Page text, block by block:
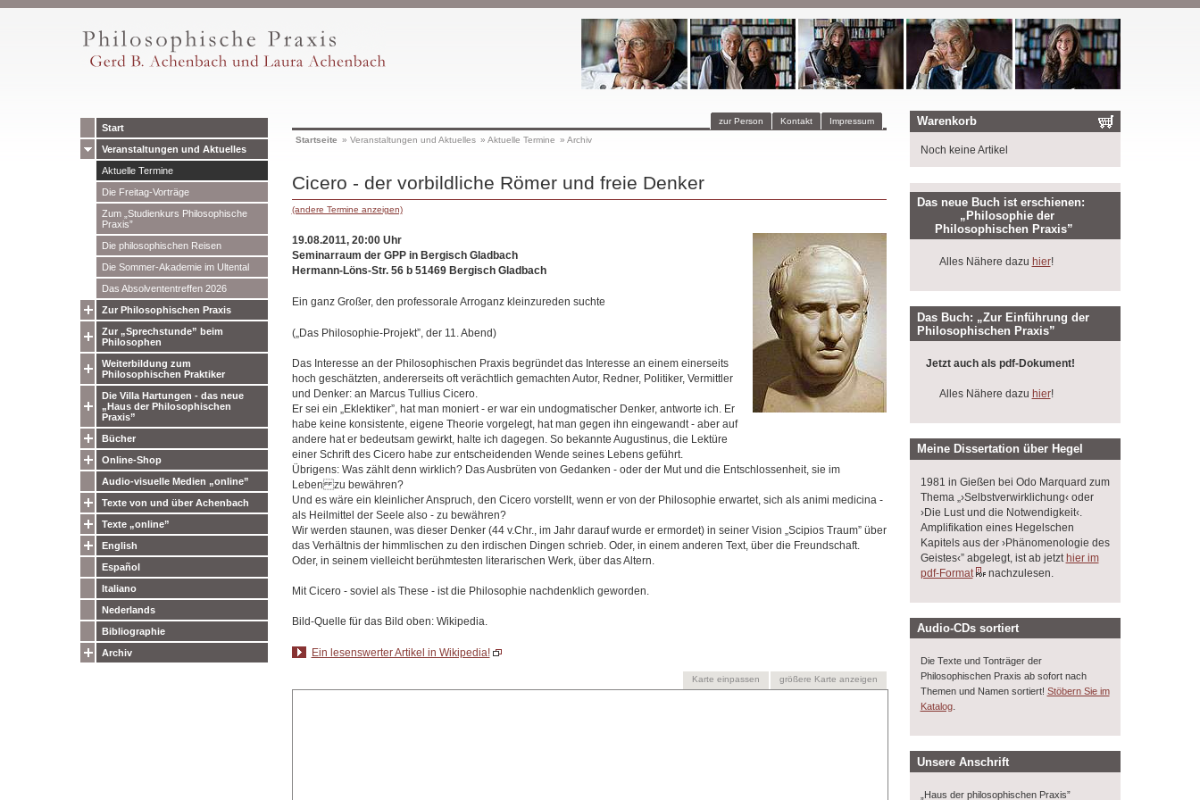
Start
Veranstaltungen und Aktuelles
Aktuelle Termine
Die Freitag-Vorträge
Zum „Studienkurs Philosophische
Praxis”
Die philosophischen Reisen
Die Sommer-Akademie im Ultental
Das Absolvententreffen 2026
Zur Philosophischen Praxis
Zur „Sprechstunde” beim
Philosophen
Weiterbildung zum
Philosophischen Praktiker
Die Villa Hartungen - das neue
„Haus der Philosophischen
Praxis”
Bücher
Online-Shop
Audio-visuelle Medien „online”
Texte von und über Achenbach
Texte „online”
English
Español
Italiano
Nederlands
Bibliographie
Archiv
Impressum
Kontakt
zur Person
Startseite » Veranstaltungen und Aktuelles » Aktuelle Termine » Archiv
Cicero - der vorbildliche Römer und freie Denker
(andere Termine anzeigen)
19.08.2011, 20:00 Uhr
Seminarraum der GPP in Bergisch Gladbach
Hermann-Löns-Str. 56 b 51469 Bergisch Gladbach
Ein ganz Großer, den professorale Arroganz kleinzureden suchte
(„Das Philosophie-Projekt”, der 11. Abend)
Das Interesse an der Philosophischen Praxis begründet das Interesse an einem einerseits
hoch geschätzten, andererseits oft verächtlich gemachten Autor, Redner, Politiker, Vermittler
und Denker: an Marcus Tullius Cicero.
Er sei ein „Eklektiker”, hat man moniert - er war ein undogmatischer Denker, antworte ich. Er
habe keine konsistente, eigene Theorie vorgelegt, hat man gegen ihn eingewandt - aber auf
andere hat er bedeutsam gewirkt, halte ich dagegen. So bekannte Augustinus, die Lektüre
einer Schrift des Cicero habe zur entscheidenden Wende seines Lebens geführt.
Übrigens: Was zählt denn wirklich? Das Ausbrüten von Gedanken - oder der Mut und die Entschlossenheit, sie im
Leben zu bewähren?
Und es wäre ein kleinlicher Anspruch, den Cicero vorstellt, wenn er von der Philosophie erwartet, sich als animi medicina -
als Heilmittel der Seele also - zu bewähren?
Wir werden staunen, was dieser Denker (44 v.Chr., im Jahr darauf wurde er ermordet) in seiner Vision „Scipios Traum” über
das Verhältnis der himmlischen zu den irdischen Dingen schrieb. Oder, in einem anderen Text, über die Freundschaft.
Oder, in seinem vielleicht berühmtesten literarischen Werk, über das Altern.
Mit Cicero - soviel als These - ist die Philosophie nachdenklich geworden.
Bild-Quelle für das Bild oben: Wikipedia.
Ein lesenswerter Artikel in Wikipedia!
größere Karte anzeigen
Karte einpassen
Warenkorb
Noch keine Artikel
Das neue Buch ist erschienen:
„Philosophie der
Philosophischen Praxis”
Alles Nähere dazu hier!
Das Buch: „Zur Einführung der
Philosophischen Praxis”
Jetzt auch als pdf-Dokument!
Alles Nähere dazu hier!
Meine Dissertation über Hegel
1981 in Gießen bei Odo Marquard zum
Thema „›Selbstverwirklichung‹ oder
›Die Lust und die Notwendigkeit‹.
Amplifikation eines Hegelschen
Kapitels aus der ›Phänomenologie des
Geistes‹” abgelegt, ist ab jetzt hier im
pdf-Format
nachzulesen.
Audio-CDs sortiert
Die Texte und Tonträger der
Philosophischen Praxis ab sofort nach
Themen und Namen sortiert! Stöbern Sie im
Katalog.
Unsere Anschrift
„Haus der philosophischen Praxis”